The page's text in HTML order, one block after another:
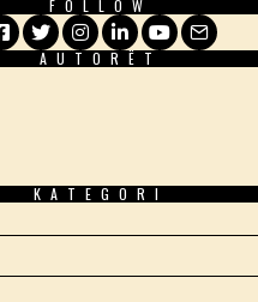
FOLLOW
Facebook
TwitterInstagram
LinkedIn
YouTube
Email
AUTORËT
KATEGORI